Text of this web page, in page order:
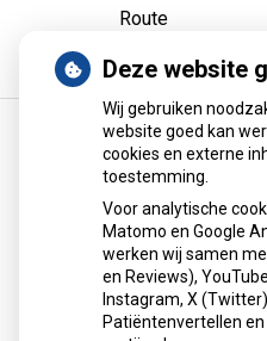
Route
Terugroepactie
kan baby’s ziek maken
Nestlé roept de
terug vanwege mogelijke
Bacillus cereus. Het gaat om
zijn geen zieke baby’s
Deze website
Wij gebruiken
website goed kan
cookies en externe
toestemming.
Voor analytische
Matomo en Google
werken wij samen
en Reviews),
Instagram, X
Patiëntenvertellen